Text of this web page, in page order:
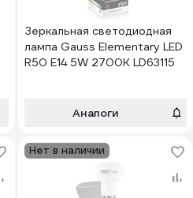
Зеркальная светодиодная
лампа Gauss Elementary LED
R50 E14 5W 2700K LD63115
Аналоги
Нет в наличии